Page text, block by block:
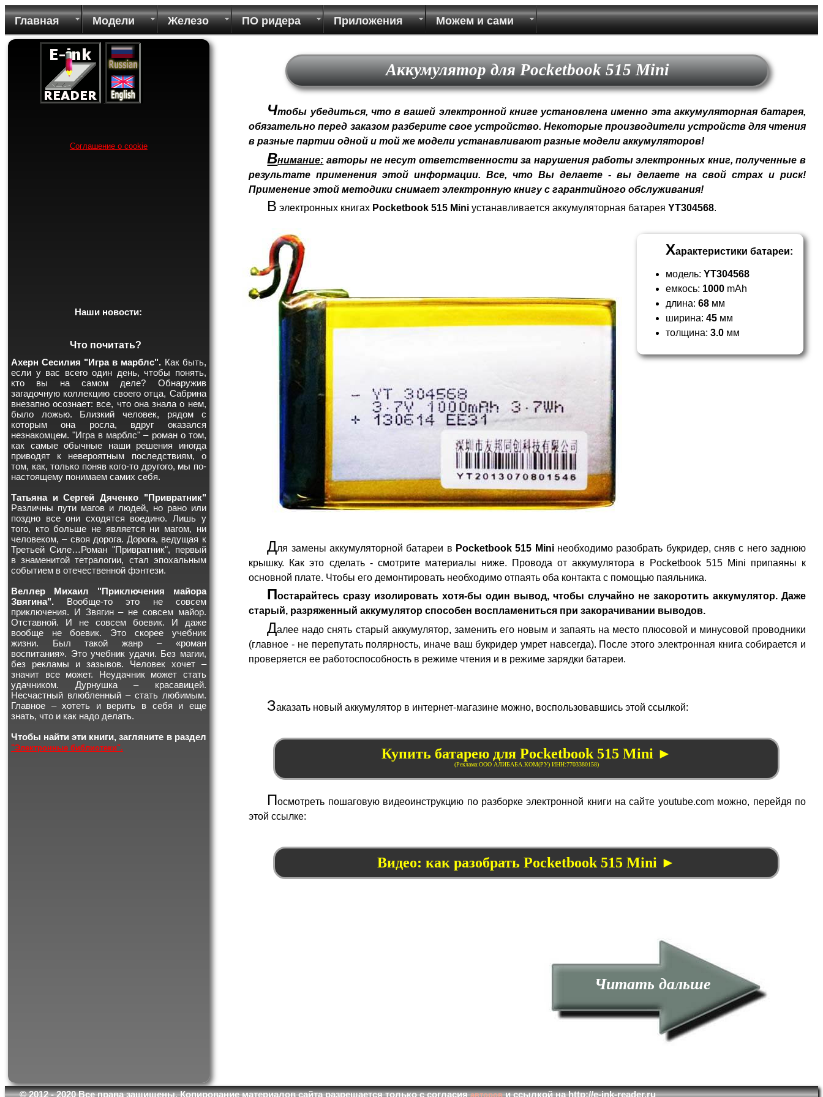
Главная Модели Железо ПО ридера Приложения Можем и сами
Аккумулятор для Pocketbook 515 Mini
Чтобы убедиться, что в вашей электронной книге установлена именно эта аккумуляторная батарея,
обязательно перед заказом разберите свое устройство. Некоторые производители устройств для чтения
в разные партии одной и той же модели устанавливают разные модели аккумуляторов!
Внимание: авторы не несут ответственности за нарушения работы электронных книг, полученные в
результате применения этой информации. Все, что Вы делаете - вы делаете на свой страх и риск!
Применение этой методики снимает электронную книгу с гарантийного обслуживания!
В электронных книгах Pocketbook 515 Mini устанавливается аккумуляторная батареяYT304568.
Характеристики батареи:
модель: YT304568
емкось: 1000 mAh
длина: 68 мм
ширина: 45 мм
толщина: 3.0 мм
Для замены аккумуляторной батареи в Pocketbook 515 Miniнеобходимо разобрать букридер, сняв с него заднюю
крышку. Как это сделать - смотрите материалы ниже. Провода от аккумулятора в Pocketbook 515 Mini припаяны к
основной плате. Чтобы его демонтировать необходимо отпаять оба контакта с помощью паяльника.
Постарайтесь сразу изолировать хотя-бы один вывод, чтобы случайно не закоротить аккумулятор. Даже
старый, разряженный аккумулятор способен воспламениться при закорачивании выводов.
Далее надо снять старый аккумулятор, заменить его новым и запаять на место плюсовой и минусовой проводники
(главное - не перепутать полярность, иначе ваш букридер умрет навсегда). После этого электронная книга собирается и
проверяется ее работоспособность в режиме чтения и в режиме зарядки батареи.
Заказать новый аккумулятор в интернет-магазине можно, воспользовавшись этой ссылкой:
Купить батарею для Pocketbook 515 Mini ►
Посмотреть пошаговую видеоинструкцию по разборке электронной книги на сайте youtube.com можно, перейдя по
этой ссылке:
Видео: как разобрать Pocketbook 515 Mini ►
Читать дальше
Соглашение о cookie
Наши новости:
Что почитать?
Ахерн Сесилия "Игра в марблс". Как быть,
если у вас всего один день, чтобы понять,
кто вы на самом деле? Обнаружив
загадочную коллекцию своего отца, Сабрина
внезапно осознает: все, что она знала о нем,
было ложью. Близкий человек, рядом с
которым она росла, вдруг оказался
незнакомцем. "Игра в марблс" – роман о том,
как самые обычные наши решения иногда
приводят к невероятным последствиям, о
том, как, только поняв кого-то другого, мы по-
настоящему понимаем самих себя.
Татьяна и Сергей Дяченко "Привратник"
Различны пути магов и людей, но рано или
поздно все они сходятся воедино. Лишь у
того, кто больше не является ни магом, ни
человеком, – своя дорога. Дорога, ведущая к
Третьей Силе…Роман "Привратник", первый
в знаменитой тетралогии, стал эпохальным
событием в отечественной фэнтези.
Веллер Михаил "Приключения майора
Звягина". Вообще-то это не совсем
приключения. И Звягин – не совсем майор.
Отставной. И не совсем боевик. И даже
вообще не боевик. Это скорее учебник
жизни. Был такой жанр – «роман
воспитания». Это учебник удачи. Без магии,
без рекламы и зазывов. Человек хочет –
значит все может. Неудачник может стать
удачником. Дурнушка – красавицей.
Несчастный влюбленный – стать любимым.
Главное – хотеть и верить в себя и еще
знать, что и как надо делать.
Чтобы найти эти книги, загляните в раздел
"Электронные библиотеки".
© 2012 - 2020 Все права защищены. Копирование материалов сайта разрешается только с согласияавторови ссылкой на http://e-ink-reader.ru